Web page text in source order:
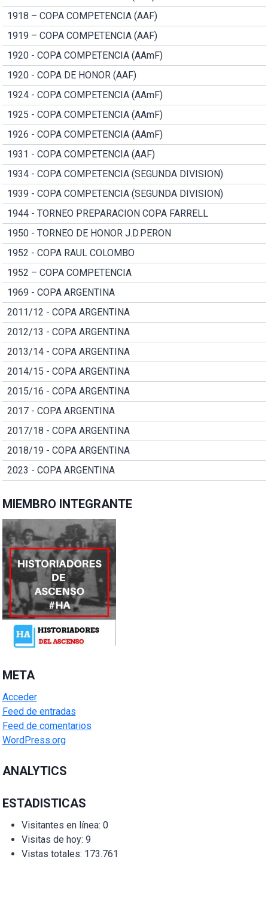
1918 – COPA COMPETENCIA (AAF)
1919 – COPA COMPETENCIA (AAF)
1920 - COPA COMPETENCIA (AAmF)
1920 - COPA DE HONOR (AAF)
1924 - COPA COMPETENCIA (AAmF)
1925 - COPA COMPETENCIA (AAmF)
1926 - COPA COMPETENCIA (AAmF)
1931 - COPA COMPETENCIA (AAF)
1934 - COPA COMPETENCIA (SEGUNDA DIVISION)
1939 - COPA COMPETENCIA (SEGUNDA DIVISION)
1944 - TORNEO PREPARACION COPA FARRELL
1950 - TORNEO DE HONOR J.D.PERON
1952 - COPA RAUL COLOMBO
1952 – COPA COMPETENCIA
1969 - COPA ARGENTINA
2011/12 - COPA ARGENTINA
2012/13 - COPA ARGENTINA
2013/14 - COPA ARGENTINA
2014/15 - COPA ARGENTINA
2015/16 - COPA ARGENTINA
2017 - COPA ARGENTINA
2017/18 - COPA ARGENTINA
2018/19 - COPA ARGENTINA
2023 - COPA ARGENTINA
MIEMBRO INTEGRANTE
META
Acceder
Feed de entradas
Feed de comentarios
WordPress.org
ANALYTICS
ESTADISTICAS
Visitantes en línea: 0
Visitas de hoy: 9
Vistas totales: 173.761